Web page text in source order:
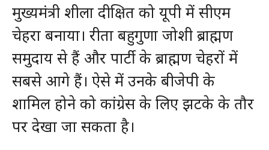
मुख्यमंत्री शीला दीक्षित को यूपी में सीएम
चेहरा बनाया। रीता बहुगुणा जोशी ब्राह्मण
समुदाय से हैं और पार्टी के ब्राह्मण चेहरों में
सबसे आगे हैं। ऐसे में उनके बीजेपी के
शामिल होने को कांग्रेस के लिए झटके के तौर
पर देखा जा सकता है।